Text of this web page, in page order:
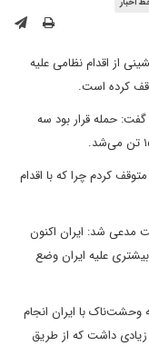
از اقدام نظامی علیه
گفت: حمله قرار بود سه
کردم چرا که با اقدام
مدعی شد: ایران اکنون
علیه ایران وضع
وحشت‌ناک با ایران انجام
مشکلات زیادی داشت که از طریق